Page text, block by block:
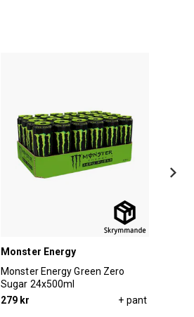
Monster Energy
Monster Energy Green Zero
Sugar 24x500ml
279 kr
+ pant